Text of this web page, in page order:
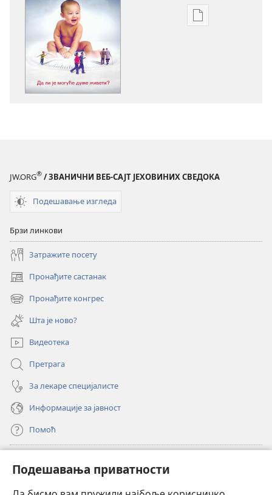
Подешавања приватности
Формати
дуже
JW.ORG® / ЗВАНИЧНИ ВЕБ-САЈТ ЈЕХОВИНИХ СВЕДОКА
Подешавање изгледа
Брзи линкови
Затражите посету
Пронађите састанак
(отвара
нови
прозор)
Пронађите конгрес
(отвара
нови
прозор)
Шта је ново?
Видеотека
Претрага
За лекаре специјалисте
Информације за јавност
Помоћ
(отвара
нови
прозор)